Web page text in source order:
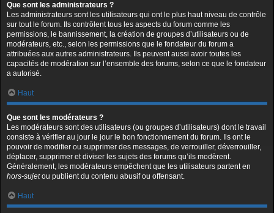
Que sont les administrateurs ?
Les administrateurs sont les utilisateurs qui ont le plus haut niveau de contrôle
sur tout le forum. Ils contrôlent tous les aspects du forum comme les
permissions, le bannissement, la création de groupes d’utilisateurs ou de
modérateurs, etc., selon les permissions que le fondateur du forum a
attribuées aux autres administrateurs. Ils peuvent aussi avoir toutes les
capacités de modération sur l’ensemble des forums, selon ce que le fondateur
a autorisé.
Haut
Que sont les modérateurs ?
Les modérateurs sont des utilisateurs (ou groupes d’utilisateurs) dont le travail
consiste à vérifier au jour le jour le bon fonctionnement du forum. Ils ont le
pouvoir de modifier ou supprimer des messages, de verrouiller, déverrouiller,
déplacer, supprimer et diviser les sujets des forums qu’ils modèrent.
Généralement, les modérateurs empêchent que les utilisateurs partent en
hors-sujetou publient du contenu abusif ou offensant.
Haut